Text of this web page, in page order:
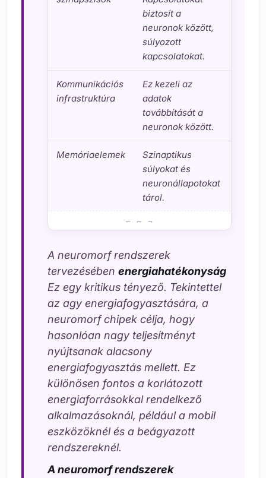
biztosít a
neuronok között,
súlyozott
kapcsolatokat.
Kommunikációs
infrastruktúra
Ez kezeli az
adatok
továbbítását a
neuronok között.
Memóriaelemek
Szinaptikus
súlyokat és
neuronállapotokat
tárol.
A neuromorf rendszerek
tervezésében energiahatékonyság
Ez egy kritikus tényező. Tekintettel
az agy energiafogyasztására, a
neuromorf chipek célja, hogy
hasonlóan nagy teljesítményt
nyújtsanak alacsony
energiafogyasztás mellett. Ez
különösen fontos a korlátozott
energiaforrásokkal rendelkező
alkalmazásoknál, például a mobil
eszközöknél és a beágyazott
rendszereknél.
A neuromorf rendszerek